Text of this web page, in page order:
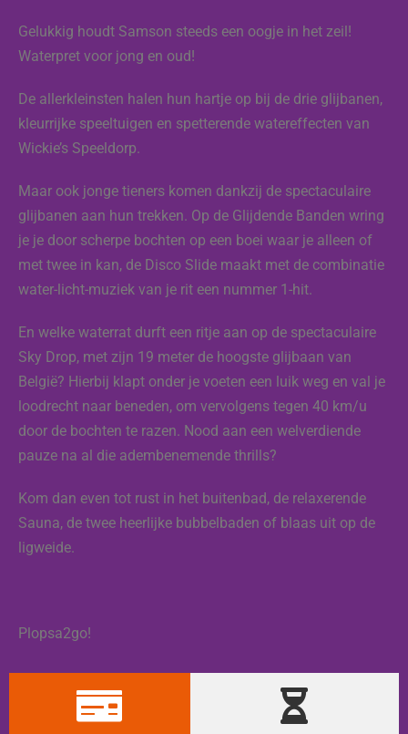
Gelukkig houdt Samson steeds een oogje in het zeil!
Waterpret voor jong en oud!
De allerkleinsten halen hun hartje op bij de drie glijbanen,
kleurrijke speeltuigen en spetterende watereffecten van
Wickie’s Speeldorp.
Maar ook jonge tieners komen dankzij de spectaculaire
glijbanen aan hun trekken. Op de Glijdende Banden wring
je je door scherpe bochten op een boei waar je alleen of
met twee in kan, de Disco Slide maakt met de combinatie
water-licht-muziek van je rit een nummer 1-hit.
En welke waterrat durft een ritje aan op de spectaculaire
Sky Drop, met zijn 19 meter de hoogste glijbaan van
België? Hierbij klapt onder je voeten een luik weg en val je
loodrecht naar beneden, om vervolgens tegen 40 km/u
door de bochten te razen. Nood aan een welverdiende
pauze na al die adembenemende thrills?
Kom dan even tot rust in het buitenbad, de relaxerende
Sauna, de twee heerlijke bubbelbaden of blaas uit op de
ligweide.
Plopsa2go!